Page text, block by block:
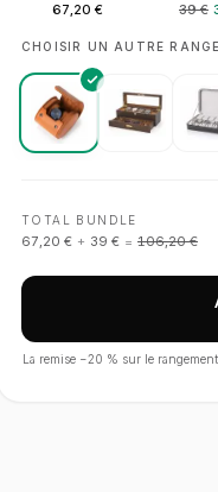
67,20 € 39 €
CHOISIR UN AUTRE
TOTAL BUNDLE
67,20 € + 39 € = 106,20 €
La remise −20 % sur le